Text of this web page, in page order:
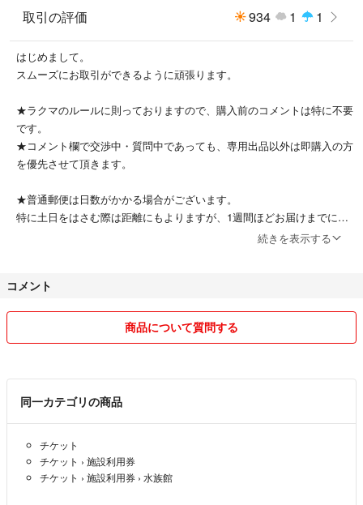
取引の評価 934 1 1
はじめまして。
スムーズにお取引ができるように頑張ります。
★ラクマのルールに則っておりますので、購入前のコメントは特に不要
です。
★コメント欄で交渉中・質問中であっても、専用出品以外は即購入の方
を優先させて頂きます。
★普通郵便は日数がかかる場合がございます。
特に土日をはさむ際は距離にもよりますが、1週間ほどお届けまでにか
かる場合もございます。（日本郵便さんは土日祝業務休みのため）
望の指定日時等がございましたらご指示下さいませ。
宜しくお願い致します。
続きを表示する
コメント
商品について質問する
同一カテゴリの商品
チケット
チケット › 施設利用券
チケット › 施設利用券 › 水族館